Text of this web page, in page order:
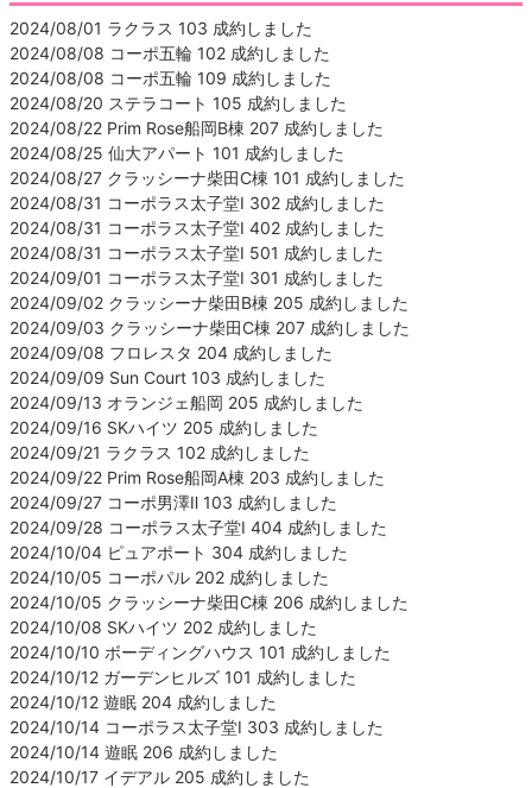
2024/08/01 ラクラス 103 成約しました
2024/08/08 コーポ五輪 102 成約しました
2024/08/08 コーポ五輪 109 成約しました
2024/08/20 ステラコート 105 成約しました
2024/08/22 Prim Rose船岡B棟 207 成約しました
2024/08/25 仙大アパート 101 成約しました
2024/08/27 クラッシーナ柴田C棟 101 成約しました
2024/08/31 コーポラス太子堂Ⅰ 302 成約しました
2024/08/31 コーポラス太子堂Ⅰ 402 成約しました
2024/08/31 コーポラス太子堂Ⅰ 501 成約しました
2024/09/01 コーポラス太子堂Ⅰ 301 成約しました
2024/09/02 クラッシーナ柴田B棟 205 成約しました
2024/09/03 クラッシーナ柴田C棟 207 成約しました
2024/09/08 フロレスタ 204 成約しました
2024/09/09 Sun Court 103 成約しました
2024/09/13 オランジェ船岡 205 成約しました
2024/09/16 SKハイツ 205 成約しました
2024/09/21 ラクラス 102 成約しました
2024/09/22 Prim Rose船岡A棟 203 成約しました
2024/09/27 コーポ男澤Ⅱ 103 成約しました
2024/09/28 コーポラス太子堂Ⅰ 404 成約しました
2024/10/04 ピュアポート 304 成約しました
2024/10/05 コーポパル 202 成約しました
2024/10/05 クラッシーナ柴田C棟 206 成約しました
2024/10/08 SKハイツ 202 成約しました
2024/10/10 ボーディングハウス 101 成約しました
2024/10/12 ガーデンヒルズ 101 成約しました
2024/10/12 遊眠 204 成約しました
2024/10/14 コーポラス太子堂Ⅰ 303 成約しました
2024/10/14 遊眠 206 成約しました
2024/10/17 イデアル 205 成約しました